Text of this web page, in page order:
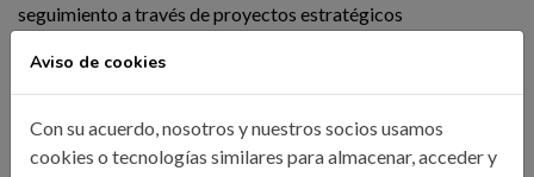
seguimiento a través de proyectos estratégicos
Familia/commodity)
Aviso de cookies
Con su acuerdo, nosotros y nuestros socios usamos
cookies o tecnologías similares para almacenar, acceder y